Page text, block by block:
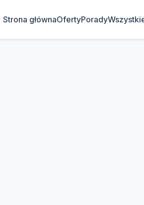
Strona głównaOfertyPorady